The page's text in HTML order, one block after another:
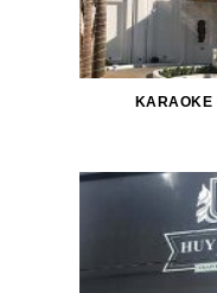
KARAOKE